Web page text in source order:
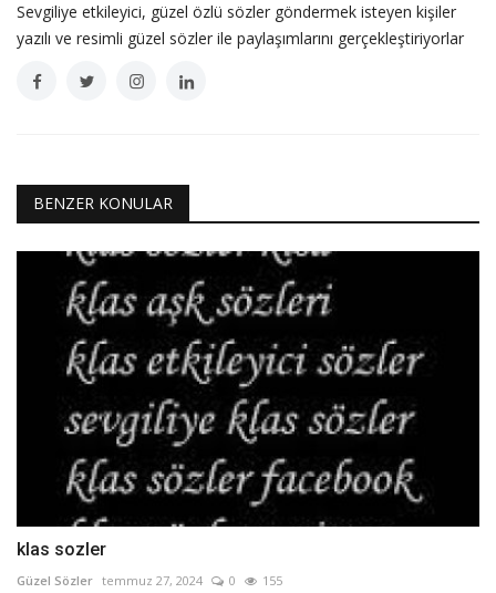
Sevgiliye etkileyici, güzel özlü sözler göndermek isteyen kişiler
yazılı ve resimli güzel sözler ile paylaşımlarını gerçekleştiriyorlar
BENZER KONULAR
klas sozler
Güzel Sözler temmuz 27, 2024 0 155